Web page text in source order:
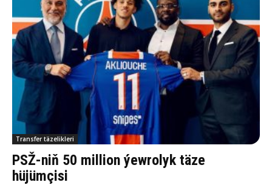
Transfer täzelikleri
PSŽ-niň 50 million ýewrolyk täze
hüjümçisi